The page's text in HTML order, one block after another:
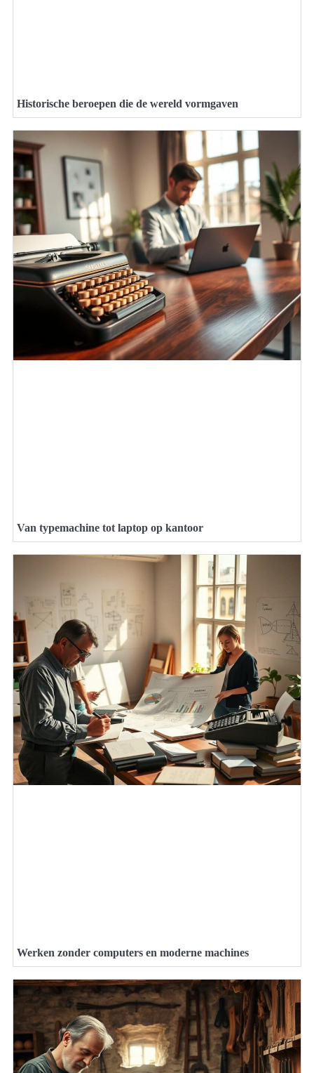
Historische beroepen die de wereld vormgaven
Van typemachine tot laptop op kantoor
Werken zonder computers en moderne machines